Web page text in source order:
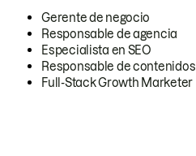
Gerente de negocio
Responsable de agencia
Especialista en SEO
Responsable de contenidos
Full-Stack Growth Marketer